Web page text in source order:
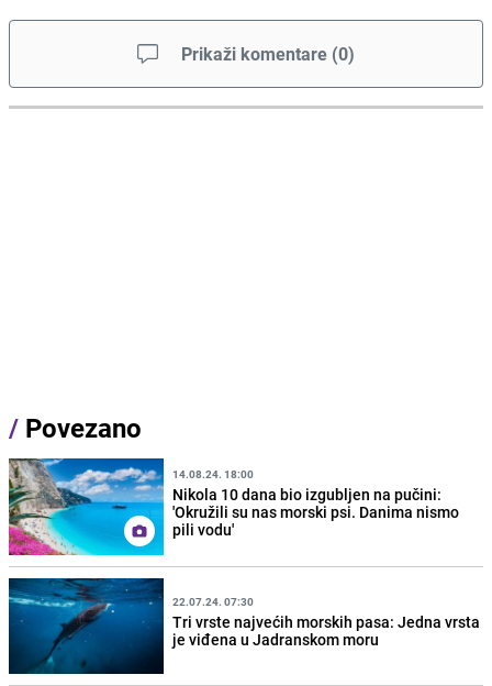
Prikaži komentare (0)
/ Povezano
14.08.24. 18:00
Nikola 10 dana bio izgubljen na pučini:
'Okružili su nas morski psi. Danima nismo
pili vodu'
22.07.24. 07:30
Tri vrste najvećih morskih pasa: Jedna vrsta
je viđena u Jadranskom moru